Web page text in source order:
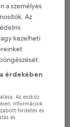
hétvégén
- aug. 16.
valamint
történt, akik
területén. Ezek
a személyes
Az
kezelheti
érdekében
Az eszköz
Információk
hirdetés és
és